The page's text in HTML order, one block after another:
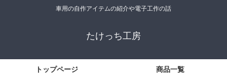
車用の自作アイテムの紹介や電子工作の話
たけっち工房
トップページ 商品一覧